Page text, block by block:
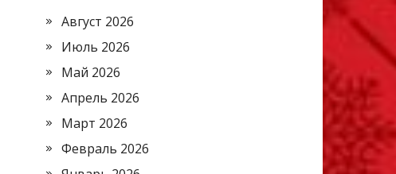
Август 2026
Июль 2026
Май 2026
Апрель 2026
Март 2026
Февраль 2026